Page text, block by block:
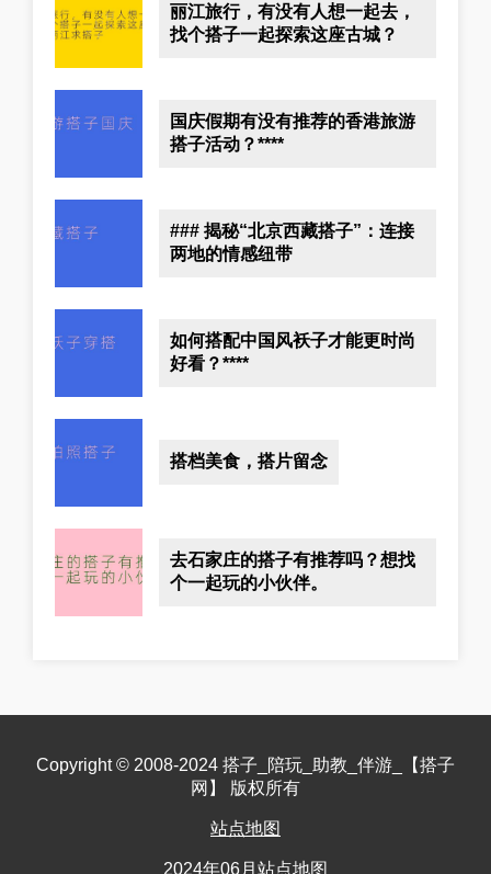
丽江旅行，有没有人想一起去，
找个搭子一起探索这座古城？
国庆假期有没有推荐的香港旅游
搭子活动？****
### 揭秘“北京西藏搭子”：连接
两地的情感纽带
如何搭配中国风袄子才能更时尚
好看？****
搭档美食，搭片留念
去石家庄的搭子有推荐吗？想找
个一起玩的小伙伴。
Copyright © 2008-2024 搭子_陪玩_助教_伴游_【搭子
网】 版权所有
站点地图
2024年06月站点地图